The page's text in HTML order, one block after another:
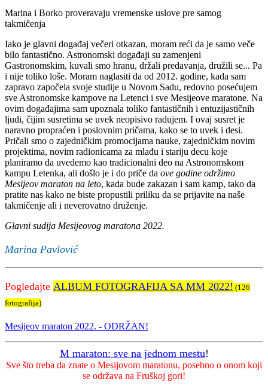
Marina i Borko proveravaju vremenske uslove pre samog
takmičenja
Iako je glavni događaj večeri otkazan, moram reći da je samo veče
bilo fantastično. Astronomski događaji su zamenjeni
Gastronomskim, kuvali smo hranu, držali predavanja, družili se... Pa
i nije toliko loše. Moram naglasiti da od 2012. godine, kada sam
zapravo započela svoje studije u Novom Sadu, redovno posećujem
sve Astronomske kampove na Letenci i sve Mesijeove maratone. Na
ovim događajima sam upoznala toliko fantastičnih i entuzijastičnih
ljudi, čijim susretima se uvek neopisivo radujem. I ovaj susret je
naravno propraćen i poslovnim pričama, kako se to uvek i desi.
Pričali smo o zajedničkim promocijama nauke, zajedničkim novim
projektima, novim radionicama za mlađu i stariju decu koje
planiramo da uvedemo kao tradicionalni deo na Astronomskom
kampu Letenka, ali došlo je i do priče da ove godine održimo
Mesijeov maraton na leto, kada bude zakazan i sam kamp, tako da
pratite nas kako ne biste propustili priliku da se prijavite na naše
takmičenje ali i neverovatno druženje.
Glavni sudija Mesijeovog maratona 2022.
Marina Pavlović
Pogledajte ALBUM FOTOGRAFIJA SA MM 2022! (126
fotografija)
Mesijeov maraton 2022. - ODRŽAN!
M maraton: sve na jednom mestu!
Sve što treba da znate o Mesijovom maratonu, posebno o onom koji
se održava na Fruškoj gori!